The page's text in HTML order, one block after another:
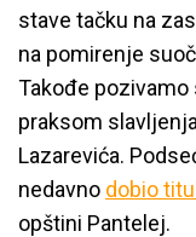
stave tačku na
na pomirenje
Takođe pozivamo
praksom
Lazarevića.
nedavno dobio
opštini Pantelej.